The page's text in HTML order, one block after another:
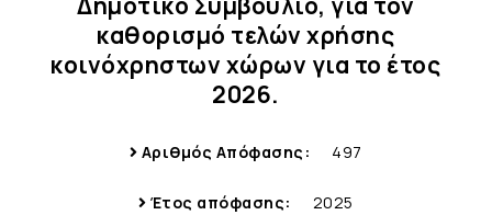
καθορισμό τελών χρήσης
κοινόχρηστων χώρων για το έτος
2026.
Αριθμός Απόφασης: 497
Έτος απόφασης: 2025